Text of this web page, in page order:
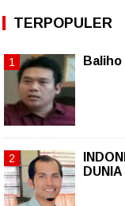
TERPOPULER
DUNIA